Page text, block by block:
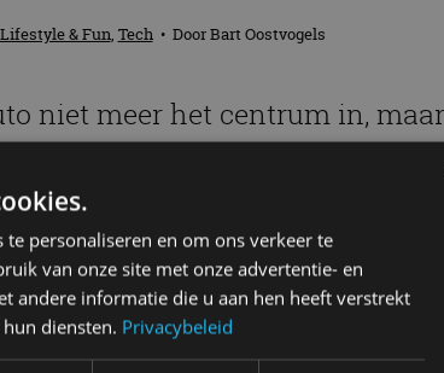
Lifestyle & Fun, Tech• DoorBart Oostvogels
niet meer het centrum in,
vermoeiend kan zijn,
X. Ook fijn: het apparaat is
voor de nieuwsbrief!
personaliseren en om ons verkeer te
van onze site met onze advertentie- en
andere informatie die u aan hen heeft verstrekt
diensten. Privacybeleid